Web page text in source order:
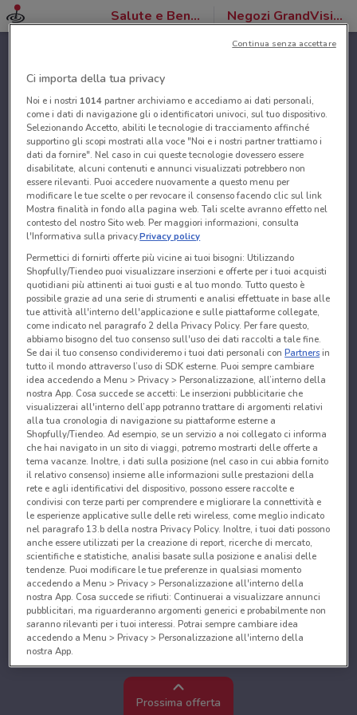
Salute e Benessere Negozi GrandVision by Optissimo
Prossima offerta
Ci importa della tua privacy
Noi e i nostri 1014partner archiviamo e accediamo ai dati personali,
come i dati di navigazione gli o identificatori univoci, sul tuo dispositivo.
Selezionando Accetto, abiliti le tecnologie di tracciamento affinché
supportino gli scopi mostrati alla voce "Noi e i nostri partner trattiamo i
dati da fornire". Nel caso in cui queste tecnologie dovessero essere
disabilitate, alcuni contenuti e annunci visualizzati potrebbero non
essere rilevanti. Puoi accedere nuovamente a questo menu per
modificare le tue scelte o per revocare il consenso facendo clic sul link
Mostra finalità in fondo alla pagina web. Tali scelte avranno effetto nel
contesto del nostro Sito web. Per maggiori informazioni, consulta
l'Informativa sulla privacy.Privacy policy
Permettici di fornirti offerte più vicine ai tuoi bisogni: Utilizzando
Shopfully/Tiendeo puoi visualizzare inserzioni e offerte per i tuoi acquisti
quotidiani più attinenti ai tuoi gusti e al tuo mondo. Tutto questo è
possibile grazie ad una serie di strumenti e analisi effettuate in base alle
tue attività all'interno dell'applicazione e sulle piattaforme collegate,
come indicato nel paragrafo 2 della Privacy Policy. Per fare questo,
abbiamo bisogno del tuo consenso sull'uso dei dati raccolti a tale fine.
Se dai il tuo consenso condivideremo i tuoi dati personali conPartnersin
tutto il mondo attraverso l’uso di SDK esterne. Puoi sempre cambiare
idea accedendo a Menu > Privacy > Personalizzazione, all’interno della
nostra App. Cosa succede se accetti: Le inserzioni pubblicitarie che
visualizzerai all'interno dell’app potranno trattare di argomenti relativi
alla tua cronologia di navigazione su piattaforme esterne a
Shopfully/Tiendeo. Ad esempio, se un servizio a noi collegato ci informa
che hai navigato in un sito di viaggi, potremo mostrarti delle offerte a
tema vacanze. Inoltre, i dati sulla posizione (nel caso in cui abbia fornito
il relativo consenso) insieme alle informazioni sulle prestazioni della
rete e agli identificativi del dispositivo, possono essere raccolte e
condivisi con terze parti per comprendere e migliorare la connettività e
le esperienze applicative sulle delle reti wireless, come meglio indicato
nel paragrafo 13.b della nostra Privacy Policy. Inoltre, i tuoi dati possono
anche essere utilizzati per la creazione di report, ricerche di mercato,
scientifiche e statistiche, analisi basate sulla posizione e analisi delle
tendenze. Puoi modificare le tue preferenze in qualsiasi momento
accedendo a Menu > Privacy > Personalizzazione all'interno della
nostra App. Cosa succede se rifiuti: Continuerai a visualizzare annunci
pubblicitari, ma riguarderanno argomenti generici e probabilmente non
saranno rilevanti per i tuoi interessi. Potrai sempre cambiare idea
accedendo a Menu > Privacy > Personalizzazione all'interno della
nostra App.
Noi e i nostri partner trattiamo i dati per fornire:
Utilizzare dati di geolocalizzazione precisi. Scansione attiva delle
caratteristiche del dispositivo ai fini dell’identificazione. Archiviare
Continua senza accettare